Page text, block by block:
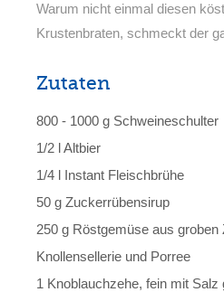
Warum nicht einmal diesen
Krustenbraten, schmeckt der
Zutaten
800 - 1000 g Schweineschulter
1/2 l Altbier
1/4 l Instant Fleischbrühe
50 g Zuckerrübensirup
250 g Röstgemüse aus groben
Knollensellerie und Porree
1 Knoblauchzehe, fein mit Salz